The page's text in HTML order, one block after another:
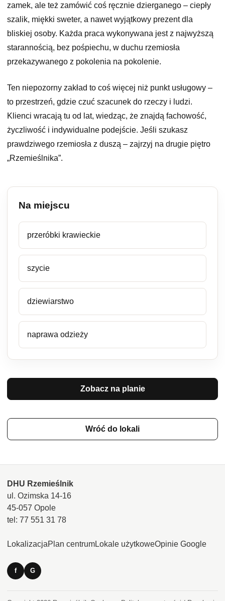
zamek, ale też zamówić coś ręcznie dzierganego – ciepły
szalik, miękki sweter, a nawet wyjątkowy prezent dla
bliskiej osoby. Każda praca wykonywana jest z najwyższą
starannością, bez pośpiechu, w duchu rzemiosła
przekazywanego z pokolenia na pokolenie.
Ten niepozorny zakład to coś więcej niż punkt usługowy –
to przestrzeń, gdzie czuć szacunek do rzeczy i ludzi.
Klienci wracają tu od lat, wiedząc, że znajdą fachowość,
życzliwość i indywidualne podejście. Jeśli szukasz
prawdziwego rzemiosła z duszą – zajrzyj na drugie piętro
„Rzemieślnika”.
Na miejscu
przeróbki krawieckie
szycie
dziewiarstwo
naprawa odzieży
Zobacz na planie
Wróć do lokali
DHU Rzemieślnik
ul. Ozimska 14-16
45-057 Opole
tel: 77 551 31 78
LokalizacjaPlan centrumLokale użytkoweOpinie Google
f G